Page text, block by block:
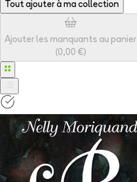
Tout ajouter à ma collection
Ajouter les manquants au panier
(0,00 €)